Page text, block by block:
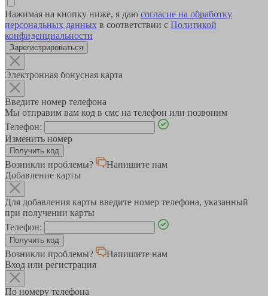
Нажимая на кнопку ниже, я даю согласие на обработку
персональных данных в соответствии с Политикой
конфиденциальности
Зарегистрироваться
Электронная бонусная карта
Введите номер телефона
Мы отправим вам код в смс на телефон или позвоним
Телефон:
Изменить номер
Возникли проблемы?
Напишите нам
Добавление карты
Для добавления карты введите номер телефона, указанный
при получении карты
Телефон:
Возникли проблемы?
Напишите нам
Вход или регистрация
По номеру телефона